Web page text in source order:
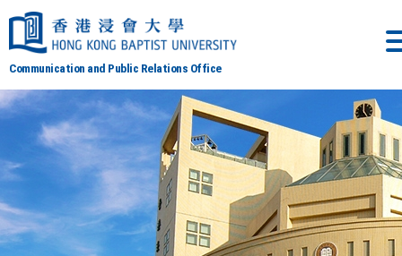
Communication and Public Relations Office